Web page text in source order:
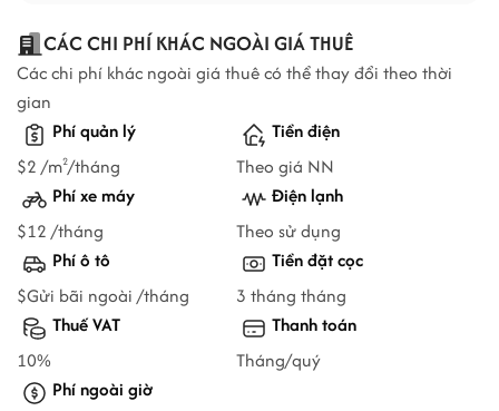
CÁC CHI PHÍ KHÁC NGOÀI GIÁ THUÊ
Các chi phí khác ngoài giá thuê có thể thay đổi theo thời
gian
Phí quản lý
$2 /m2/tháng
Tiền điện
Theo giá NN
Phí xe máy
$12 /tháng
Điện lạnh
Theo sử dụng
Phí ô tô
$Gửi bãi ngoài /tháng
Tiền đặt cọc
3 tháng tháng
Thuế VAT
10%
Thanh toán
Tháng/quý
Phí ngoài giờ